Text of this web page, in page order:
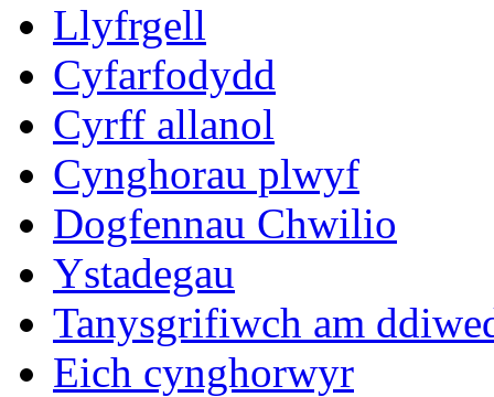
Llyfrgell
Cyfarfodydd
Cyrff allanol
Cynghorau plwyf
Dogfennau Chwilio
Ystadegau
Tanysgrifiwch am
Eich cynghorwyr